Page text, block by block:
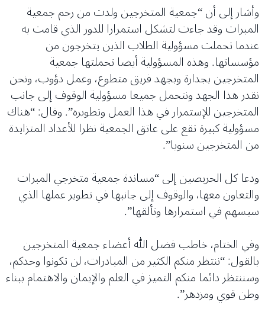
وأشار إلى أن “جمعية المتخرجين ولدت من رحم جمعية
المبرات وقد جاءت لتشكل استمرارا للدور الذي قامت به
عندما تحملت مسؤولية الطلاب الذين يتخرجون من
مؤسساتها. وهذه المسؤولية أيضا تحملتها جمعية
المتخرجين بجدارة وبجهد فريق متطوع، وعمل دؤوب، ونحن
نقدر هذا الجهد ونتحمل جميعا مسؤولية الوقوف إلى جانب
المتخرجين للإستمرار في هذا العمل وتطويره”. وقال: “هناك
مسؤولية كبيرة تقع على عاتق الجمعية نظرا للأعداد المتزايدة
من المتخرجين سنويا”.
ودعا كل الحريصين إلى “مساندة جمعية متخرجي المبرات
والتعاون معها، والوقوف إلى جانبها في تطوير عملها الذي
سيسهم في استمرارها وتألقها”.
وفي الختام، خاطب فضل الله أعضاء جمعية المتخرجين
بالقول: “ننتظر منكم الكثير من المبادرات، لن تكونوا وحدكم،
وسننتظر دائما منكم التميز في العلم والإيمان والاهتمام ببناء
وطن قوي ومزدهر”.